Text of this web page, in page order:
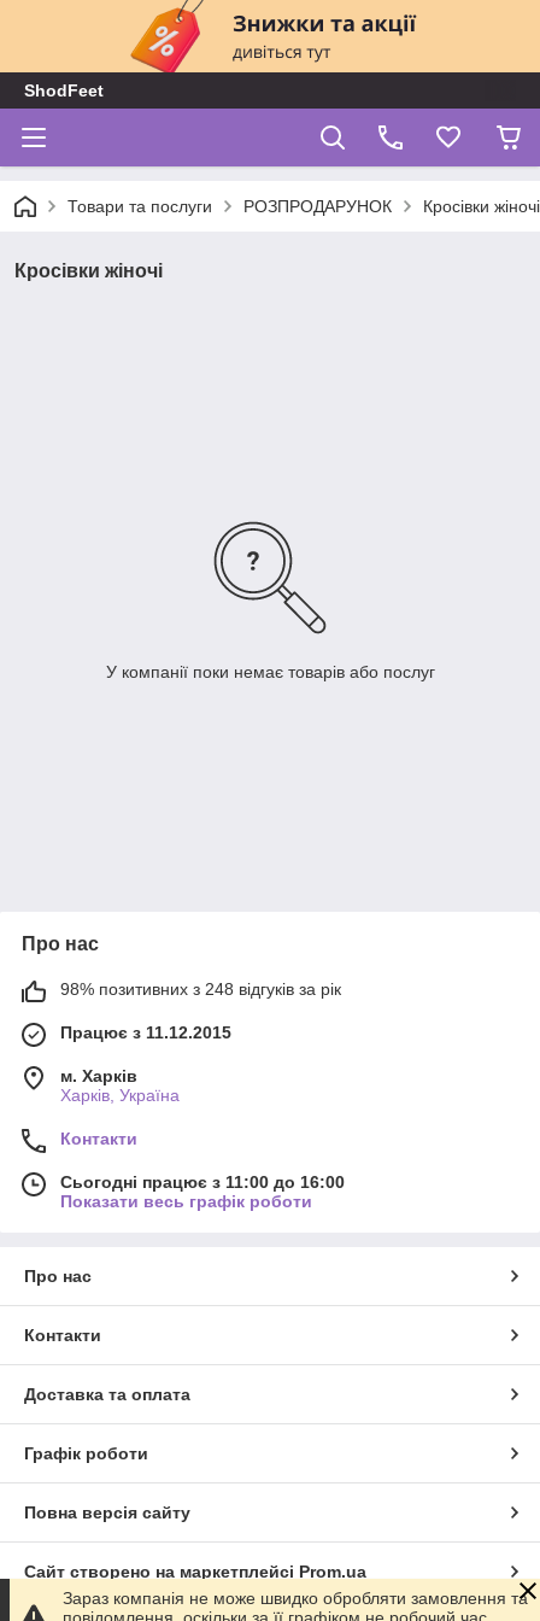
ShodFeet
Товари та послуги РОЗПРОДАРУНОК Кросівки жіночі
Кросівки жіночі
У компанії поки немає товарів або послуг
Про нас
98% позитивних з 248 відгуків за рік
Працює з 11.12.2015
м. Харків
Харків, Україна
Контакти
Сьогодні працює з 11:00 до 16:00
Показати весь графік роботи
Про нас
Контакти
Доставка та оплата
Графік роботи
Повна версія сайту
Сайт створено на маркетплейсі Prom.ua
Зараз компанія не може швидко обробляти замовлення та